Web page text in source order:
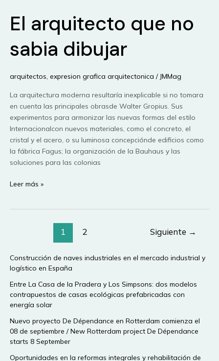
enseñanza
de
arquitectura
de
arquitectura
en
México
El arquitecto que no
sabia dibujar
arquitectos, expresion grafica arquitectonica / JMMag
La arquitectura moderna resultaría inexplicable si no tomara
en cuenta las principales obrasde Walter Gropius. Sus
experimentos para armonizar las nuevas formas del estilo
Internacionalcon nuevos materiales, como el concreto, el
cristal y el acero, o su luminosa concepciónde edificios como
la fábrica Fagus; la organización de la Bauhaus y las
soluciones para las colonias
El
Leer más »
1 2 Siguiente →
Construcción de naves industriales en el mercado industrial y
logístico en España
Entre La Casa de la Pradera y Los Simpsons: dos modelos
contrapuestos de casas ecológicas prefabricadas con
energía solar
Nuevo proyecto De Dépendance en Rotterdam comienza el
08 de septiembre / New Rotterdam project De Dépendance
starts 8 September
Oportunidades en la reformas integrales y rehabilitación de